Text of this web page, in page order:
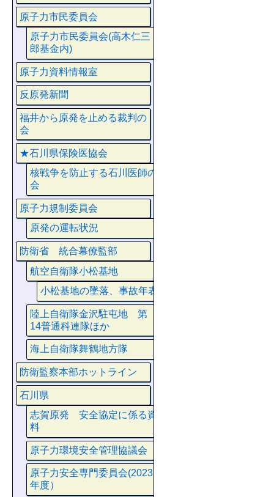
原子力市民委員会
原子力市民委員会(高木仁三
郎基金内)
原子力資料情報室
反原発新聞
福井から原発を止める裁判の
会
★石川県保険医協会
核戦争を防止する石川医師の
会
原子力規制委員会
原発の運転状況
防衛省 統合幕僚監部
航空自衛隊小松基地
小松基地の墜落、事故年表
陸上自衛隊金沢駐屯地 第
14普通科連隊ほか
海上自衛隊舞鶴地方隊
防衛監察本部ホットライン
石川県
志賀原発 安全協定に係る資
料
原子力環境安全管理協議会
原子力安全専門委員会(2023
年度）